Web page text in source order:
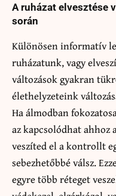
A ruházat elvesztése
során
Különösen informatív
ruházatunk, vagy
változások gyakran
élethelyzeteink
Ha álmodban
az kapcsolódhat ahhoz
veszíted el a kontrollt
sebezhetőbbé válsz.
egyre több réteget